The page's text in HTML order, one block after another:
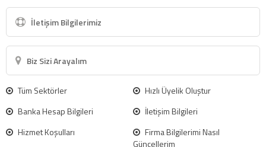
İletişim Bilgilerimiz
Biz Sizi Arayalım
Tüm Sektörler
Hızlı Üyelik Oluştur
Banka Hesap Bilgileri
İletişim Bilgileri
Hizmet Koşulları
Firma Bilgilerimi Nasıl
Güncellerim